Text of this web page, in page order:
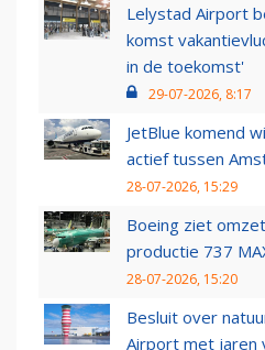
Lelystad Airport
komst
in de toekomst'
29-07-2026, 8:17
JetBlue komend
actief tussen
28-07-2026, 15:29
Boeing ziet
productie 737
28-07-2026, 15:20
Besluit over
Airport met jaren